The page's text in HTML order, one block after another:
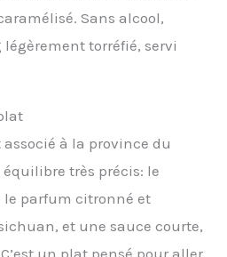
Sans alcool,
torréfié, servi
à la province du
très précis: le
parfum citronné et
et une sauce courte,
un plat pensé pour aller